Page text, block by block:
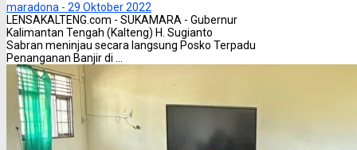
maradona - 29 Oktober 2022
LENSAKALTENG.com - SUKAMARA - Gubernur
Kalimantan Tengah (Kalteng) H. Sugianto
Sabran meninjau secara langsung Posko Terpadu
Penanganan Banjir di ...